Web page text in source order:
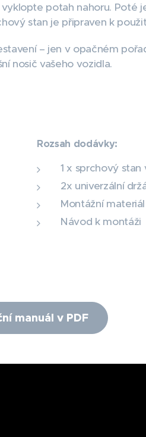
potah nahoru. Poté
stan je připraven k
– jen v opačném
nosič vašeho vozidla.
Rozsah dodávky:
1 x sprchový
2x univerzální
Montážní materiál
Návod k montáži
manuál v PDF